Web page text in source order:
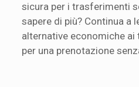
sicura per i trasferimenti
sapere di più? Continua a
alternative economiche
per una prenotazione